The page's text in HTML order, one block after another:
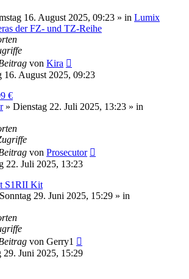
16. August 2025, 09:23 » in Lumix
der FZ- und TZ-Reihe
von Kira
16. August 2025, 09:23
€
» Dienstag 22. Juli 2025, 13:23 » in
von Prosecutor
22. Juli 2025, 13:23
S1RII Kit
29. Juni 2025, 15:29 » in
von Gerry1
29. Juni 2025, 15:29